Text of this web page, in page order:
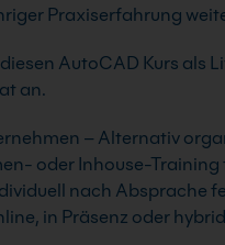
Praxiserfahrung
AutoCAD Kurs als
an.
– Alternativ
oder Inhouse-Training
nach Absprache
in Präsenz oder